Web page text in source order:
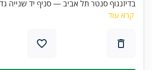
בדיזנגוף סנטר תל אביב — סניף יד שנייה
קרא עוד